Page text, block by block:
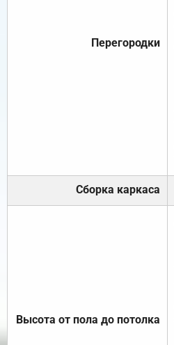
Перегородки
Сборка каркаса
Высота от пола до потолка